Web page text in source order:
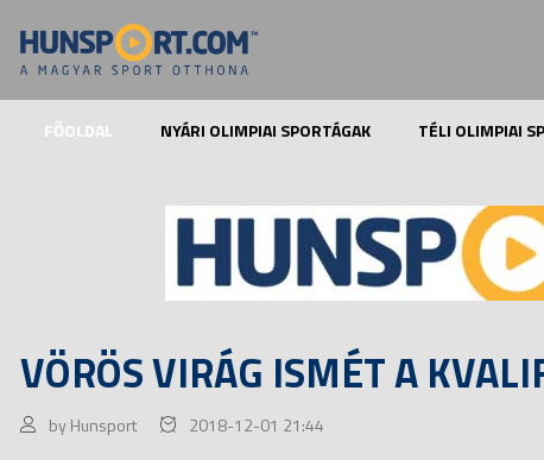
FŐOLDAL NYÁRI OLIMPIAI SPORTÁGAK TÉLI OLIMPIAI
VÖRÖS VIRÁG ISMÉT A
by Hunsport 2018-12-01 21:44